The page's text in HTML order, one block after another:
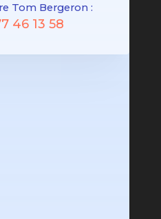
Tom Bergeron :
46 13 58